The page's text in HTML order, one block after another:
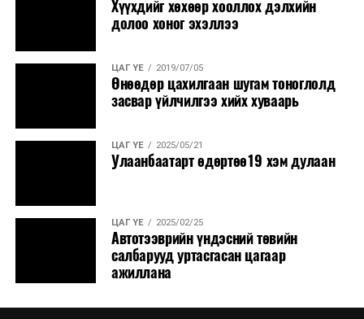
Хүүхдийг хөхөөр хооллох дэлхийн
долоо хоног эхэллээ
ЦАГ ҮЕ 2019/07/05
Өнөөдөр цахилгаан шугам тоноглолд
засвар үйлчилгээ хийх хуваарь
ЦАГ ҮЕ 2025/05/21
Улаанбаатарт өдөртөө19 хэм дулаан
ЦАГ ҮЕ 2025/02/25
Автотээврийн үндэсний төвийн
салбарууд уртасгасан цагаар
ажиллана